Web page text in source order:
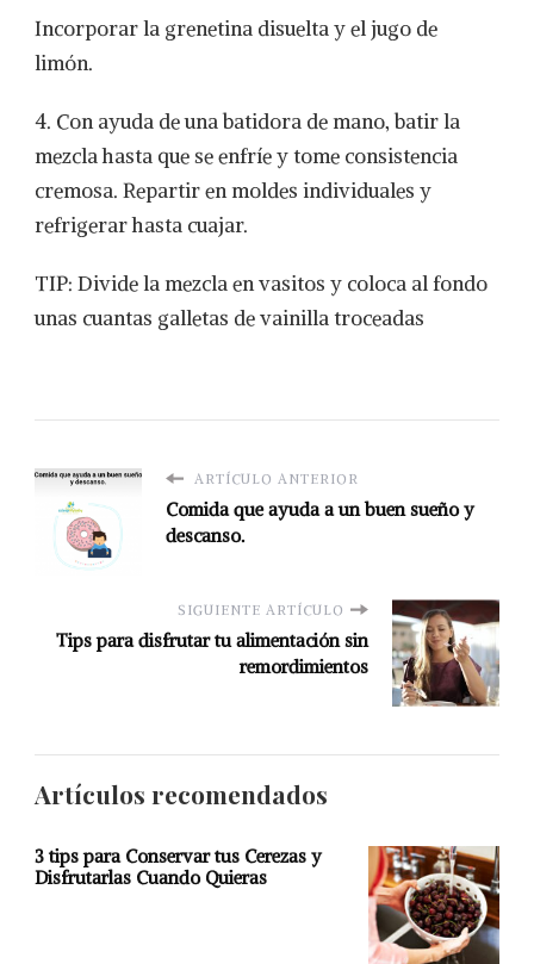
Incorporar la grenetina disuelta y el jugo de
limón.
4. Con ayuda de una batidora de mano, batir la
mezcla hasta que se enfríe y tome consistencia
cremosa. Repartir en moldes individuales y
refrigerar hasta cuajar.
TIP: Divide la mezcla en vasitos y coloca al fondo
unas cuantas galletas de vainilla troceadas
ARTÍCULO ANTERIOR
Comida que ayuda a un buen sueño y
descanso.
SIGUIENTE ARTÍCULO
Tips para disfrutar tu alimentación sin
remordimientos
Artículos recomendados
3 tips para Conservar tus Cerezas y
Disfrutarlas Cuando Quieras